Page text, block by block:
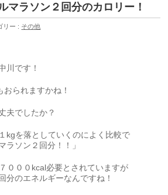
マラソン２回分のカロリー！
リー : その他
川です！
られますかね！
夫でしたか？
kgを落としていくのによく比較で
ラソン２回分！！」
０００kcal必要とされていますが
分のエネルギーなんですね！